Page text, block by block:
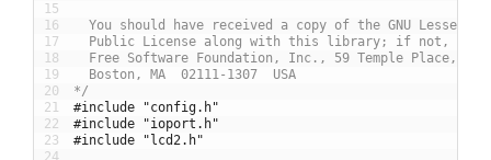
15
16
17
18
19
20
21
22
23
You should have received a copy of the GNU Lesser
Public License along with this library; if not,
Free Software Foundation, Inc., 59 Temple Place,
Boston, MA  02111-1307  USA
*/
#include "config.h"
#include "ioport.h"
#include "lcd2.h"